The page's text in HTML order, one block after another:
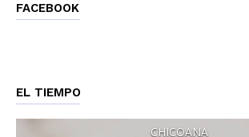
FACEBOOK
EL TIEMPO
CHICOANA